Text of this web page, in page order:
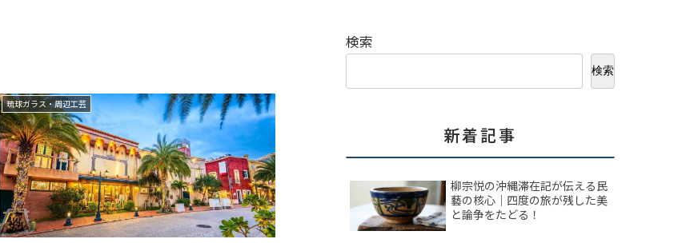
琉球ガラス・周辺工芸
検索
検索
新着記事
柳宗悦の沖縄滞在記が伝える民
藝の核心｜四度の旅が残した美
と論争をたどる！